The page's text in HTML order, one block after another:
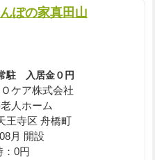
ぽの家真田山
駐 入居金０円
ケア株式会社
人ホーム
王寺区 舟橋町
月 開設
：0円